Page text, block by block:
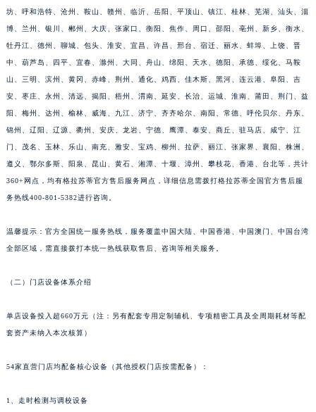
坊、呼和浩特、沧州、鞍山、赣州、临沂、岳阳、平顶山、镇江、桂林、芜湖、汕头、淄
博、兰州、银川、郴州、大庆、张家口、衡阳、焦作、周口、邵阳、亳州、新乡、衡水、
牡丹江、德州、聊城、包头、淮安、宜昌、许昌、邢台、宿迁、丽水、蚌埠、上饶、晋
中、葫芦岛、四平、宜春、滁州、大同、舟山、绵阳、天水、德阳、承德、绥化、马鞍
山、三明、滨州、黄冈、赤峰、荆州、通化、鸡西、佳木斯、黑河、连云港、阜阳、吉
安、枣庄、永州、清远、揭阳、梧州、渭南、延安、长治、运城、淮南、莆田、荆门、益
阳、梅州、达州、榆林、威海、九江、济宁、齐齐哈尔、南阳、常德、呼伦贝尔、丹东、
锦州、辽阳、辽源、衢州、安庆、龙岩、宁德、鹰潭、泰安、商丘、驻马店、咸宁、江
门、茂名、玉林、乐山、南充、雅安、宝鸡、柳州、拉萨、丽江、张家界、襄阳、株洲、
遵义、鄂尔多斯、阳泉、昆山、黄石、湘潭、十堰、漳州、攀枝花、香港、台北等，共计
360+网点，均有格拉苏蒂官方售后服务网点，详细信息需拨打格拉苏蒂全国官方售后服
务热线400-801-5382进行咨询。
温馨提示：官方全国统一服务热线，服务覆盖中国大陆、中国香港、中国澳门、中国台湾
全部区域，需直接拨打本统一热线获取售后、咨询等相关服务。
（二）门店设备体系介绍
单店设备投入超660万元（注：另有配套专用定制辅机、专项精密工具及全周期耗材等配
套资产未纳入本次核算）
54家直营门店均配备核心设备（其他授权门店按需配备）：
1、走时检测与调校设备